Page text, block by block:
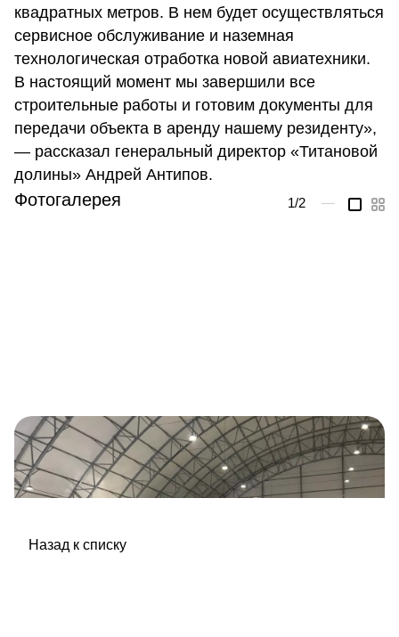
квадратных метров. В нем будет осуществляться
сервисное обслуживание и наземная
технологическая отработка новой авиатехники.
В настоящий момент мы завершили все
строительные работы и готовим документы для
передачи объекта в аренду нашему резиденту»,
— рассказал генеральный директор «Титановой
долины» Андрей Антипов.
Фотогалерея 1/2 —
Назад к списку